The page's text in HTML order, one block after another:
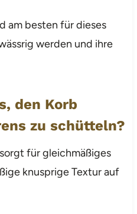
am besten für dieses
werden und ihre
den Korb
zu schütteln?
für gleichmäßiges
knusprige Textur auf